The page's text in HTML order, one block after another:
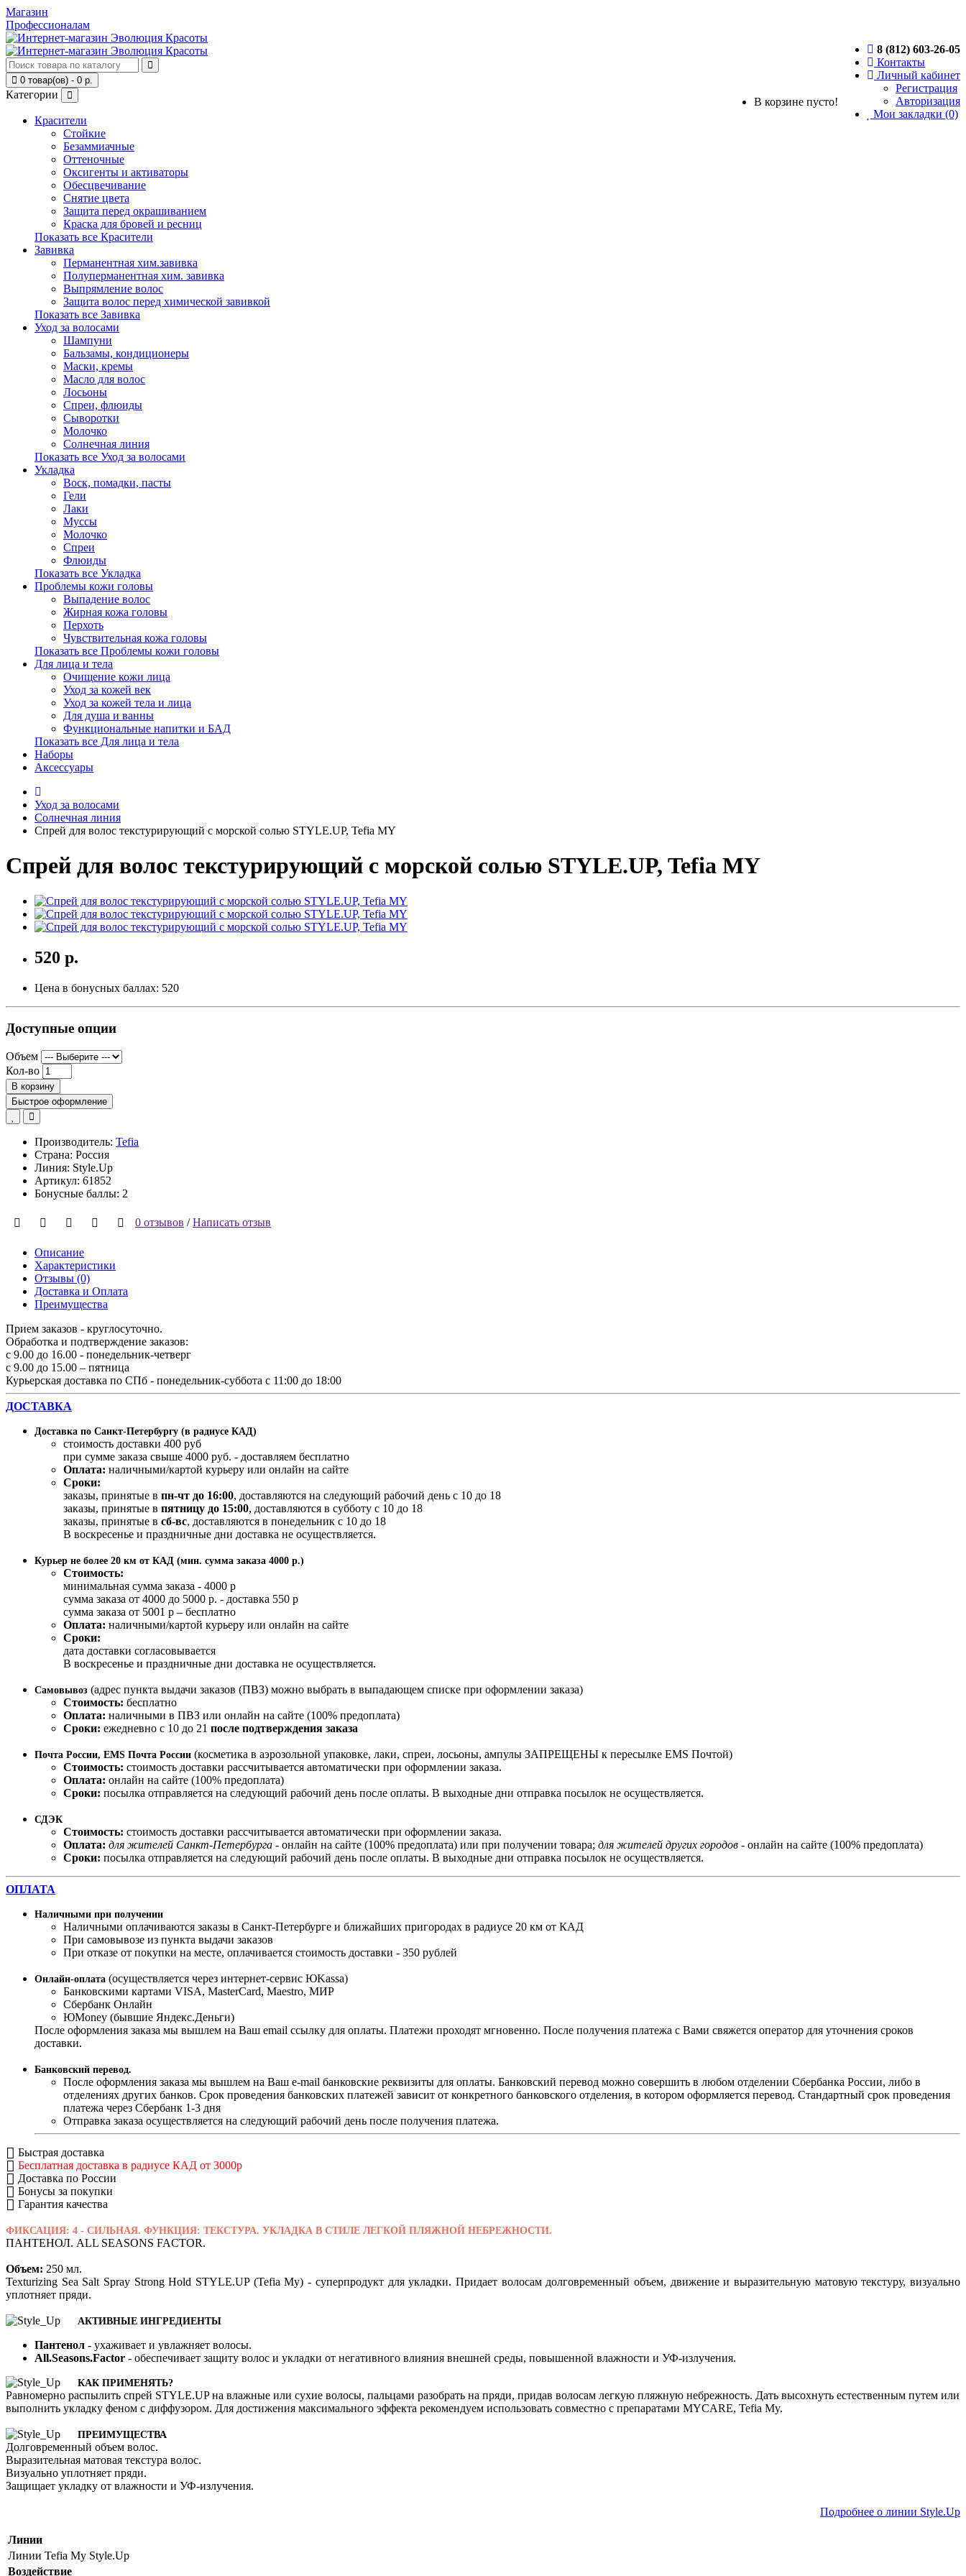
Магазин
Профессионалам
8 (812) 603-26-05
Контакты
Личный кабинет
Регистрация
Авторизация
Мои закладки (0)
0 товар(ов) - 0 р.
В корзине пусто!
Категории
Красители
Стойкие
Безаммиачные
Оттеночные
Оксигенты и активаторы
Обесцвечивание
Снятие цвета
Защита перед окрашиванием
Краска для бровей и ресниц
Показать все Красители
Завивка
Перманентная хим.завивка
Полуперманентная хим. завивка
Выпрямление волос
Защита волос перед химической завивкой
Показать все Завивка
Уход за волосами
Шампуни
Бальзамы, кондиционеры
Маски, кремы
Масло для волос
Лосьоны
Спреи, флюиды
Сыворотки
Молочко
Солнечная линия
Показать все Уход за волосами
Укладка
Воск, помадки, пасты
Гели
Лаки
Муссы
Молочко
Спреи
Флюиды
Показать все Укладка
Проблемы кожи головы
Выпадение волос
Жирная кожа головы
Перхоть
Чувствительная кожа головы
Показать все Проблемы кожи головы
Для лица и тела
Очищение кожи лица
Уход за кожей век
Уход за кожей тела и лица
Для душа и ванны
Функциональные напитки и БАД
Показать все Для лица и тела
Наборы
Аксессуары
Уход за волосами
Солнечная линия
Спрей для волос текстурирующий с морской солью STYLE.UP, Tefia MY
Спрей для волос текстурирующий с морской солью STYLE.UP, Tefia MY
520 р.
Цена в бонусных баллах: 520
Доступные опции
Объем
Кол-во
В корзину
Быстрое оформление
Производитель: Tefia
Страна: Россия
Линия: Style.Up
Артикул: 61852
Бонусные баллы: 2
0 отзывов /Написать отзыв
Описание
Характеристики
Отзывы (0)
Доставка и Оплата
Преимущества
Прием заказов - круглосуточно.
Обработка и подтверждение заказов:
с 9.00 до 16.00 - понедельник-четверг
с 9.00 до 15.00 – пятница
Курьерская доставка по СПб - понедельник-суббота с 11:00 до 18:00
ДОСТАВКА
Доставка по Санкт-Петербургу (в радиусе КАД)
стоимость доставки 400 руб
при сумме заказа свыше 4000 руб. - доставляем бесплатно
Оплата: наличными/картой курьеру или онлайн на сайте
Сроки:
заказы, принятые в пн-чт до 16:00, доставляются на следующий рабочий день с 10 до 18
заказы, принятые в пятницу до 15:00, доставляются в субботу с 10 до 18
заказы, принятые в сб-вс, доставляются в понедельник с 10 до 18
В воскресенье и праздничные дни доставка не осуществляется.
Курьер не более 20 км от КАД (мин. сумма заказа 4000 р.)
Стоимость:
минимальная сумма заказа - 4000 р
сумма заказа от 4000 до 5000 р. - доставка 550 р
сумма заказа от 5001 р – бесплатно
Оплата: наличными/картой курьеру или онлайн на сайте
Сроки:
дата доставки согласовывается
В воскресенье и праздничные дни доставка не осуществляется.
Самовывоз (адрес пункта выдачи заказов (ПВЗ) можно выбрать в выпадающем списке при оформлении заказа)
Стоимость: бесплатно
Оплата: наличными в ПВЗ или онлайн на сайте (100% предоплата)
Сроки: ежедневно с 10 до 21 после подтверждения заказа
Почта России, EMS Почта России (косметика в аэрозольной упаковке, лаки, спреи, лосьоны, ампулы ЗАПРЕЩЕНЫ к пересылке EMS Почтой)
Стоимость: стоимость доставки рассчитывается автоматически при оформлении заказа.
Оплата: онлайн на сайте (100% предоплата)
Сроки: посылка отправляется на следующий рабочий день после оплаты. В выходные дни отправка посылок не осуществляется.
СДЭК
Стоимость: стоимость доставки рассчитывается автоматически при оформлении заказа.
Оплата: для жителей Санкт-Петербурга - онлайн на сайте (100% предоплата) или при получении товара; для жителей других городов - онлайн на сайте (100% предоплата)
Сроки: посылка отправляется на следующий рабочий день после оплаты. В выходные дни отправка посылок не осуществляется.
ОПЛАТА
Наличными при получении
Наличными оплачиваются заказы в Санкт-Петербурге и ближайших пригородах в радиусе 20 км от КАД
При самовывозе из пункта выдачи заказов
При отказе от покупки на месте, оплачивается стоимость доставки - 350 рублей
Онлайн-оплата (осуществляется через интернет-сервис ЮKassa)
Банковскими картами VISA, MasterСard, Maestro, МИР
Сбербанк Онлайн
ЮMoney (бывшие Яндекс.Деньги)
После оформления заказа мы вышлем на Ваш email ссылку для оплаты. Платежи проходят мгновенно. После получения платежа с Вами свяжется оператор для уточнения сроков
доставки.
Банковский перевод.
После оформления заказа мы вышлем на Ваш e-mail банковские реквизиты для оплаты. Банковский перевод можно совершить в любом отделении Сбербанка России, либо в
отделениях других банков. Срок проведения банковских платежей зависит от конкретного банковского отделения, в котором оформляется перевод. Стандартный срок проведения
платежа через Сбербанк 1-3 дня
Отправка заказа осуществляется на следующий рабочий день после получения платежа.
Быстрая доставка
Бесплатная доставка в радиусе КАД от 3000р
Доставка по России
Бонусы за покупки
Гарантия качества
ФИКСАЦИЯ: 4 - СИЛЬНАЯ. ФУНКЦИЯ: ТЕКСТУРА. УКЛАДКА В СТИЛЕ ЛЕГКОЙ ПЛЯЖНОЙ НЕБРЕЖНОСТИ.
ПАНТЕНОЛ. ALL SEASONS FACTOR.
Объем: 250 мл.
Texturizing Sea Salt Spray Strong Hold STYLE.UP (Tefia My) - суперпродукт для укладки. Придает волосам долговременный объем, движение и выразительную матовую текстуру, визуально
уплотняет пряди.
АКТИВНЫЕ ИНГРЕДИЕНТЫ
Пантенол - ухаживает и увлажняет волосы.
All.Seasons.Factor - обеспечивает защиту волос и укладки от негативного влияния внешней среды, повышенной влажности и УФ-излучения.
КАК ПРИМЕНЯТЬ?
Равномерно распылить спрей STYLE.UP на влажные или сухие волосы, пальцами разобрать на пряди, придав волосам легкую пляжную небрежность. Дать высохнуть естественным путем или
выполнить укладку феном с диффузором. Для достижения максимального эффекта рекомендуем использовать совместно с препаратами MYCARE, Tefia My.
ПРЕИМУЩЕСТВА
Долговременный объем волос.
Выразительная матовая текстура волос.
Визуально уплотняет пряди.
Защищает укладку от влажности и УФ-излучения.
Подробнее о линии Style.Up
Линии
Линии Tefia My Style.Up
Воздействие